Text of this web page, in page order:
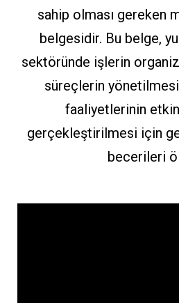
sahip olması gereken
belgesidir. Bu belge,
sektöründe işlerin
süreçlerin yönetilmesi
faaliyetlerinin
gerçekleştirilmesi için
becerileri